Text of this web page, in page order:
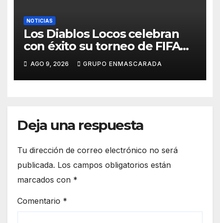
NOTICIAS
Los Diablos Locos celebran
con éxito su torneo de FIFA
durante el verano
AGO 9, 2026 GRUPO ENMASCARADA
Deja una respuesta
Tu dirección de correo electrónico no será
publicada. Los campos obligatorios están
marcados con *
Comentario *